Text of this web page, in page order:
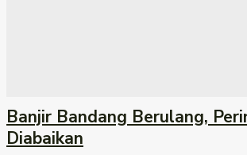
Banjir Bandang Berulang,
Diabaikan